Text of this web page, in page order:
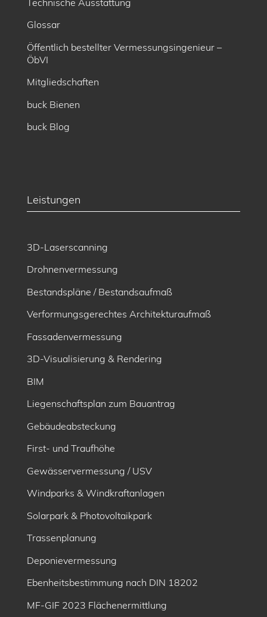
Glossar
Öffentlich bestellter Vermessungsingenieur –
ÖbVI
Mitgliedschaften
buck Bienen
buck Blog
Leistungen
3D-Laserscanning
Drohnenvermessung
Bestandspläne / Bestandsaufmaß
Verformungsgerechtes Architekturaufmaß
Fassadenvermessung
3D-Visualisierung & Rendering
BIM
Liegenschaftsplan zum Bauantrag
Gebäudeabsteckung
First- und Traufhöhe
Gewässervermessung / USV
Windparks & Windkraftanlagen
Solarpark & Photovoltaikpark
Trassenplanung
Deponievermessung
Ebenheitsbe­stimmung nach DIN 18202
MF-GIF 2023 Flächenermittlung